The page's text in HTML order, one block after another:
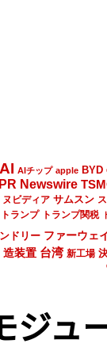
AI AIチップ apple BYD
PR Newswire
ヌビディア サムスン
トランプ
トランプ関税
ンドリー ファーウェ
造装置 台湾 新工場
ジュ